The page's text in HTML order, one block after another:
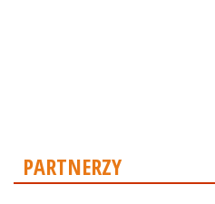
PARTNERZY